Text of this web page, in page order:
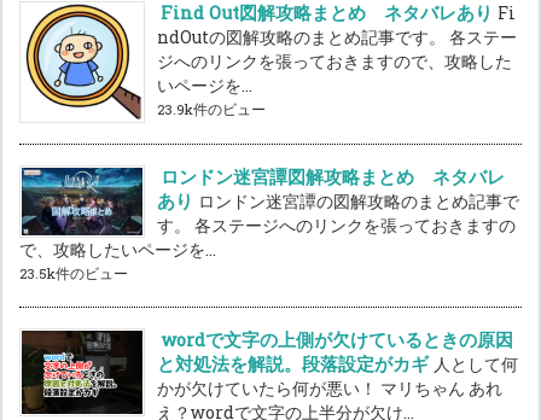
Find Out図解攻略まとめ ネタバレあり Fi
ndOutの図解攻略のまとめ記事です。 各ステー
ジへのリンクを張っておきますので、攻略した
いページを...
23.9k件のビュー
ロンドン迷宮譚図解攻略まとめ ネタバレ
あり ロンドン迷宮譚の図解攻略のまとめ記事で
す。 各ステージへのリンクを張っておきますの
で、攻略したいページを...
23.5k件のビュー
wordで文字の上側が欠けているときの原因
と対処法を解説。段落設定がカギ 人として何
かが欠けていたら何が悪い！ マリちゃん あれ
え？wordで文字の上半分が欠け...